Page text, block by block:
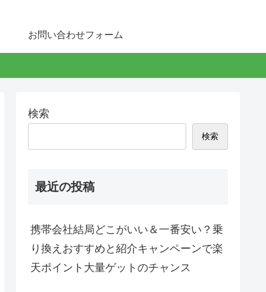
お問い合わせフォーム
検索
検索
最近の投稿
携帯会社結局どこがいい＆一番安い？乗
り換えおすすめと紹介キャンペーンで楽
天ポイント大量ゲットのチャンス